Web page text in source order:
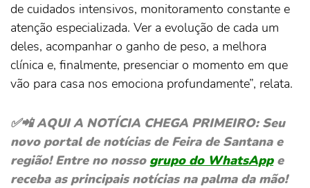
de cuidados intensivos, monitoramento constante e
atenção especializada. Ver a evolução de cada um
deles, acompanhar o ganho de peso, a melhora
clínica e, finalmente, presenciar o momento em que
vão para casa nos emociona profundamente”, relata.
✅📲 AQUI A NOTÍCIA CHEGA PRIMEIRO: Seu
novo portal de notícias de Feira de Santana e
região! Entre no nosso grupo do WhatsAppe
receba as principais notícias na palma da mão!